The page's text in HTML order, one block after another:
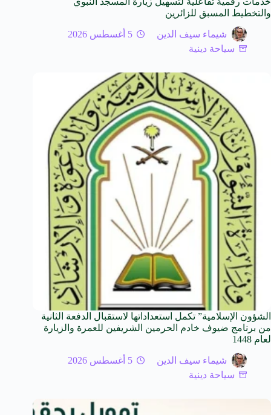
والتخطيط المسبق للزائرين
شيماء سيف الدين
5 أغسطس 2026
سياحة دينية
الشؤون الإسلامية” تكمل استعداداتها لاستقبال الدفعة الثانية
من برنامج ضيوف خادم الحرمين الشريفين للعمرة والزيارة
لعام 1448
شيماء سيف الدين
5 أغسطس 2026
سياحة دينية